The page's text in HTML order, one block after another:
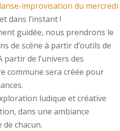
improvisation du mercredi
dans l’instant !
guidée, nous prendrons le
de scène à partir d’outils de
de l’univers des
commune sera créée pour
ludique et créative
dans une ambiance
chacun.